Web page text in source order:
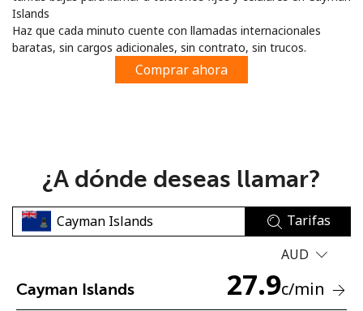
o
No se ha creado una contraseña
Islands
Haz que cada minuto cuente con llamadas internacionales
baratas, sin cargos adicionales, sin contrato, sin trucos.
Comprar ahora
¿A dónde deseas llamar?
Tarifas
AUD
Cayman Islands 27.9c/min